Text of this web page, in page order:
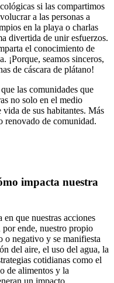
si las compartimos
a las personas a
en la playa o charlas
divertida de unir esfuerzos.
el conocimiento de
¡Porque, seamos sinceros,
de cáscara de plátano!
las comunidades que
no solo en el medio
de sus habitantes. Más
renovado de comunidad.
impacta nuestra
que nuestras acciones
ende, nuestro propio
o negativo y se manifiesta
del aire, el uso del agua, la
cotidianas como el
de alimentos y la